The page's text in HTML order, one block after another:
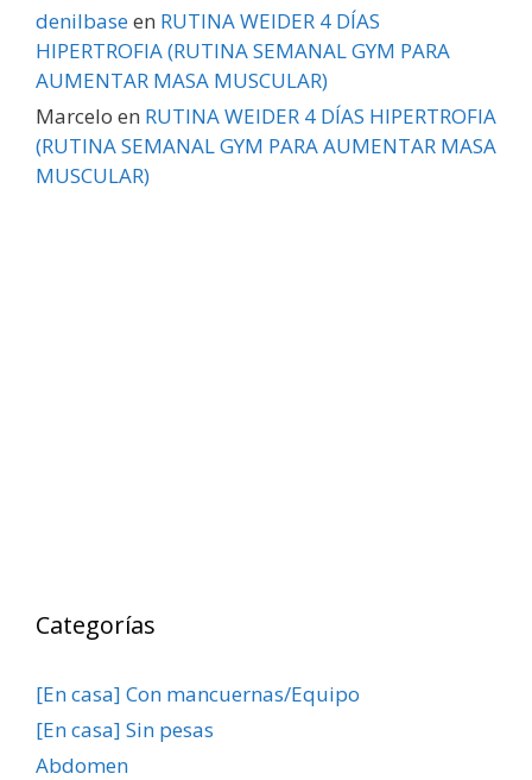
denilbaseen RUTINA WEIDER 4 DÍAS
HIPERTROFIA (RUTINA SEMANAL GYM PARA
AUMENTAR MASA MUSCULAR)
Marcelo en RUTINA WEIDER 4 DÍAS HIPERTROFIA
(RUTINA SEMANAL GYM PARA AUMENTAR MASA
MUSCULAR)
Categorías
[En casa] Con mancuernas/Equipo
[En casa] Sin pesas
Abdomen